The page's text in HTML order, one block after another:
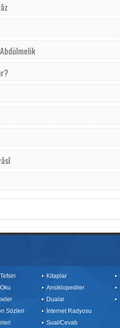
Sözleri
Kitaplar
Ansiklopediler
Dualar
İnternet Radyosu
Sual/Cevab